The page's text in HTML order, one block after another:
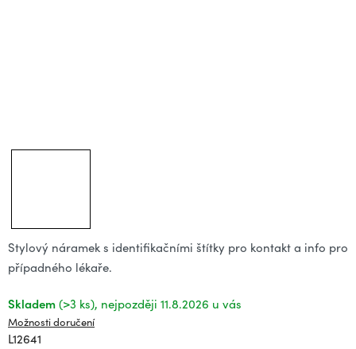
Stylový náramek s identifikačními štítky pro kontakt a info pro
případného lékaře.
Skladem (>3 ks) 11.8.2026
Možnosti doručení
L12641